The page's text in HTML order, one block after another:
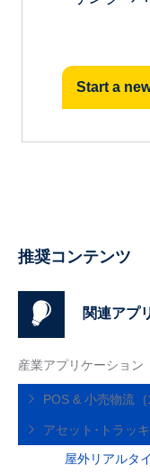
Start a
推奨コンテンツ
関連アプ
産業アプリケーション
POS & 小売物流
アセット･トラッ
屋外リアルタ